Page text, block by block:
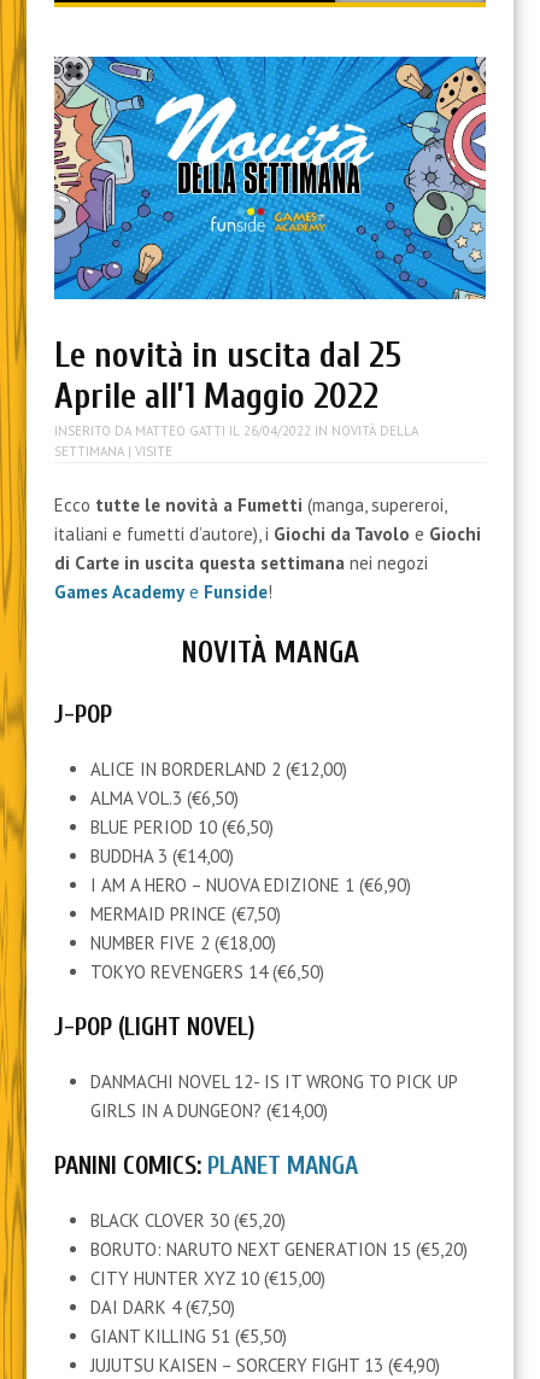
content
Le novità in uscita dal 25
Aprile all’1 Maggio 2022
INSERITO DA MATTEO GATTI IL 26/04/2022 IN NOVITÀ DELLA
SETTIMANA| VISITE
Ecco tutte le novità a Fumetti (manga, supereroi,
italiani e fumetti d’autore), i Giochi da Tavolo e Giochi
di Carte in uscita questa settimana nei negozi
Games Academye Funside!
NOVITÀ MANGA
J-POP
ALICE IN BORDERLAND 2 (€12,00)
ALMA VOL.3 (€6,50)
BLUE PERIOD 10 (€6,50)
BUDDHA 3 (€14,00)
I AM A HERO – NUOVA EDIZIONE 1 (€6,90)
MERMAID PRINCE (€7,50)
NUMBER FIVE 2 (€18,00)
TOKYO REVENGERS 14 (€6,50)
J-POP (LIGHT NOVEL)
DANMACHI NOVEL 12- IS IT WRONG TO PICK UP
GIRLS IN A DUNGEON? (€14,00)
PANINI COMICS: PLANET MANGA
BLACK CLOVER 30 (€5,20)
BORUTO: NARUTO NEXT GENERATION 15 (€5,20)
CITY HUNTER XYZ 10 (€15,00)
DAI DARK 4 (€7,50)
GIANT KILLING 51 (€5,50)
JUJUTSU KAISEN – SORCERY FIGHT 13 (€4,90)